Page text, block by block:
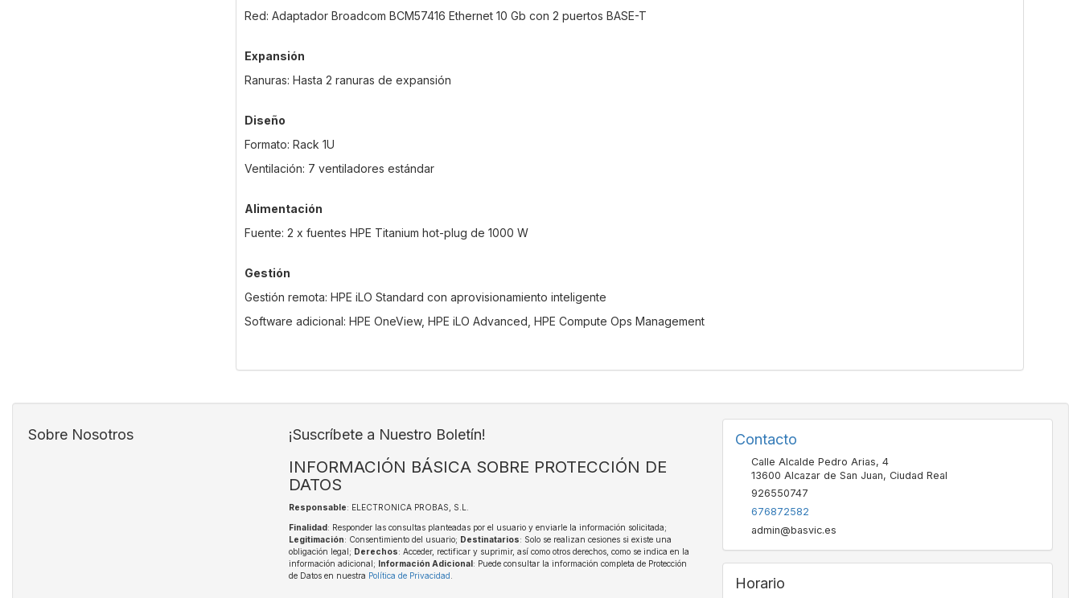
Red: Adaptador Broadcom BCM57416 Ethernet 10 Gb con 2 puertos BASE-T
Expansión
Ranuras: Hasta 2 ranuras de expansión
Diseño
Formato: Rack 1U
Ventilación: 7 ventiladores estándar
Alimentación
Fuente: 2 x fuentes HPE Titanium hot-plug de 1000 W
Gestión
Gestión remota: HPE iLO Standard con aprovisionamiento inteligente
Software adicional: HPE OneView, HPE iLO Advanced, HPE Compute Ops Management
Sobre Nosotros ¡Suscríbete a Nuestro Boletín!
INFORMACIÓN BÁSICA SOBRE PROTECCIÓN DE
DATOS
Responsable: ELECTRONICA PROBAS, S.L.
Finalidad : Responder las consultas planteadas por el usuario y enviarle la información solicitada;
Legitimación: Consentimiento del usuario; Destinatarios: Solo se realizan cesiones si existe una
obligación legal; Derechos: Acceder, rectificar y suprimir, así como otros derechos, como se indica en la
información adicional;
Información Adicional : Puede consultar la información completa de Protección
de Datos en nuestra Política de Privacidad
Contacto
Calle Alcalde Pedro Arias, 4
13600 Alcazar de San Juan, Ciudad Real
926550747
676872582
admin@basvic.es
Horario